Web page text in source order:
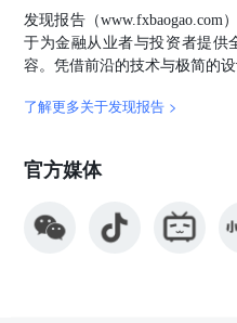
发现报告（
于为金融从业者与投资者提供
容。凭借前沿的技术与极简的
了解更多关于发现报告 >
官方媒体